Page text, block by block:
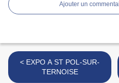
Ajouter un
< EXPO A ST POL-SUR-
TERNOISE